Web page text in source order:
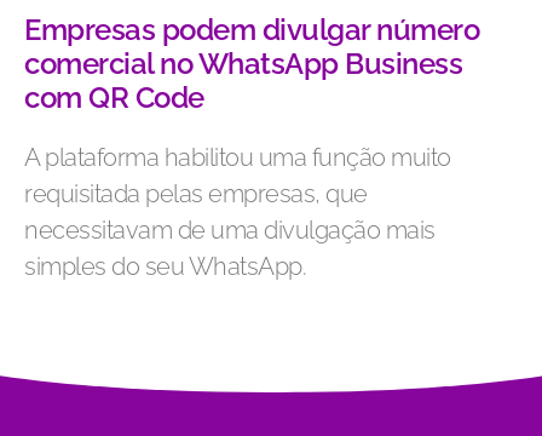
Empresas podem divulgar número
comercial no WhatsApp Business
com QR Code
A plataforma habilitou uma função muito
requisitada pelas empresas, que
necessitavam de uma divulgação mais
simples do seu WhatsApp.